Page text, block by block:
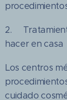
2.
hacer en casa
Los centros
cuidado